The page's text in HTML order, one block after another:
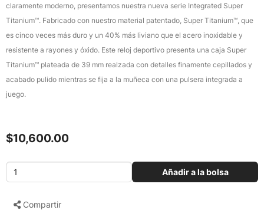
claramente moderno, presentamos nuestra nueva serie Integrated Super
Titanium™. Fabricado con nuestro material patentado, Super Titanium™, que
es cinco veces más duro y un 40% más liviano que el acero inoxidable y
resistente a rayones y óxido. Este reloj deportivo presenta una caja Super
Titanium™ plateada de 39 mm realzada con detalles finamente cepillados y
acabado pulido mientras se fija a la muñeca con una pulsera integrada a
juego.
$10,600.00
Añadir a la bolsa
Compartir